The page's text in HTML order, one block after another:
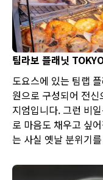
팀라보 플래닛
도요스에 있는 팀랩
원으로 구성되어 전
지엄입니다. 그런 비
로 마음도 채우고 싶
는 사실 옛날 분위기
넘치는 쓰키시마의